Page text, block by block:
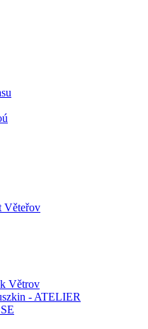
Věteřov
Větrov
- ATELIER